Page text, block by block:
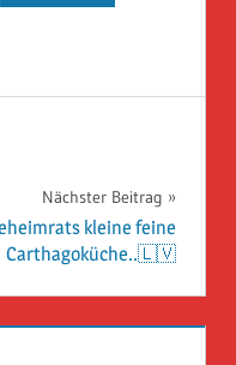
Nächster Beitrag
kleine feine
Carthagoküche..🇱🇻